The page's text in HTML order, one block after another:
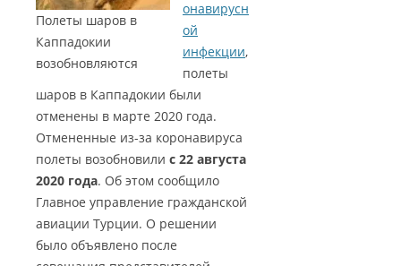
Полеты шаров в
Каппадокии
возобновляются
онавирусн
ой
инфекции,
полеты
шаров в Каппадокии были
отменены в марте 2020 года.
Отмененные из-за коронавируса
полеты возобновили с 22 августа
2020 года. Об этом сообщило
Главное управление гражданской
авиации Турции. О решении
было объявлено после